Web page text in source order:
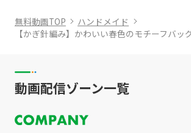
無料動画TOP
ハンドメイド
【かぎ針編み】かわいい春色のモチーフバッ
動画配信ゾーン一覧